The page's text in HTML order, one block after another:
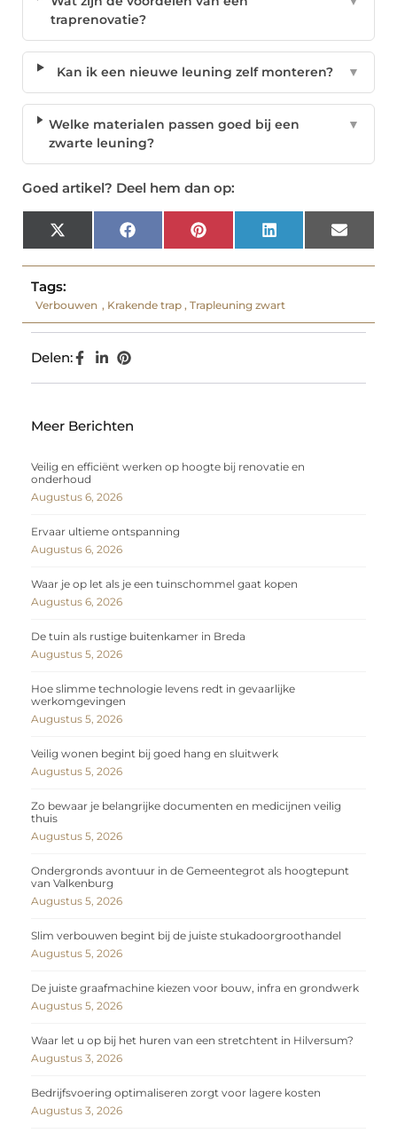
traprenovatie?
Kan ik een nieuwe leuning zelf monteren? ▼
Welke materialen passen goed bij een
zwarte leuning?
▼
Goed artikel? Deel hem dan op:
X
(Twitter)
Facebook Pinterest LinkedIn Email
Tags:
Verbouwen , Krakende trap , Trapleuning zwart
Delen:
Meer Berichten
Veilig en efficiënt werken op hoogte bij renovatie en
onderhoud
Augustus 6, 2026
Ervaar ultieme ontspanning
Augustus 6, 2026
Waar je op let als je een tuinschommel gaat kopen
Augustus 6, 2026
De tuin als rustige buitenkamer in Breda
Augustus 5, 2026
Hoe slimme technologie levens redt in gevaarlijke
werkomgevingen
Augustus 5, 2026
Veilig wonen begint bij goed hang en sluitwerk
Augustus 5, 2026
Zo bewaar je belangrijke documenten en medicijnen veilig
thuis
Augustus 5, 2026
Ondergronds avontuur in de Gemeentegrot als hoogtepunt
van Valkenburg
Augustus 5, 2026
Slim verbouwen begint bij de juiste stukadoorgroothandel
Augustus 5, 2026
De juiste graafmachine kiezen voor bouw, infra en grondwerk
Augustus 5, 2026
Waar let u op bij het huren van een stretchtent in Hilversum?
Augustus 3, 2026
Bedrijfsvoering optimaliseren zorgt voor lagere kosten
Augustus 3, 2026